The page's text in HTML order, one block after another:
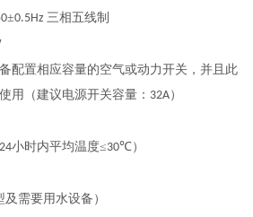
±0.5Hz三相五线制
配置相应容量的空气或动力开关，并且此
用（建议电源开关容量： 32A）
24小时内平均温度≤30℃）
需要用水设备）